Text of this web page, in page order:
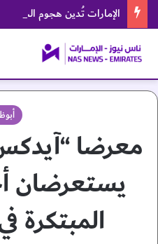
الإمارات تُدين هجوم
معرضا
يستعرضان
المبتكرة في 17